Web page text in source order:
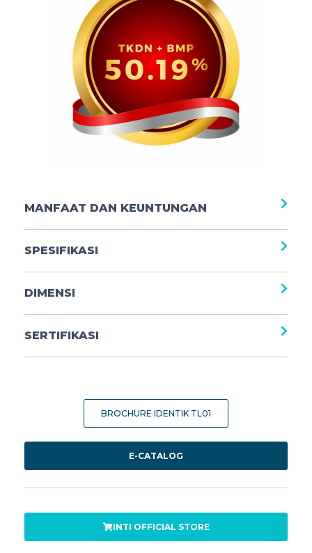
MANFAAT DAN KEUNTUNGAN
SPESIFIKASI
DIMENSI
SERTIFIKASI
BROCHURE IDENTIK TL01
E-CATALOG
INTI OFFICIAL STORE